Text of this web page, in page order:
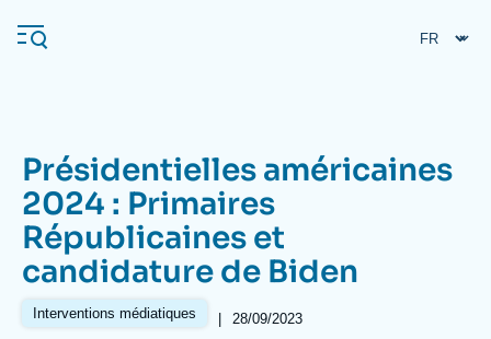
au
contenu
Navigation
principale
L'Ifri
Analyses
Présidentielles américaines
2024 : Primaires
Républicaines et
candidature de Biden
Interventions médiatiques | 28/09/2023